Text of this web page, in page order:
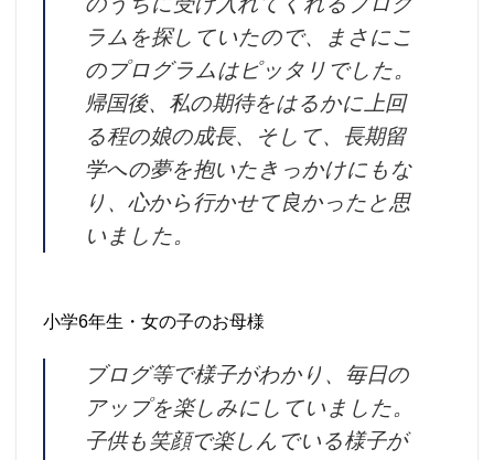
ラムを探していたので、まさにこ
のプログラムはピッタリでした。
帰国後、私の期待をはるかに上回
る程の娘の成長、そして、長期留
学への夢を抱いたきっかけにもな
り、心から行かせて良かったと思
いました。
小学6年生・女の子のお母様
ブログ等で様子がわかり、毎日の
アップを楽しみにしていました。
子供も笑顔で楽しんでいる様子が